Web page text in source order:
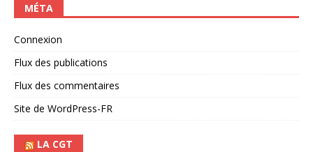
MÉTA
Connexion
Flux des publications
Flux des commentaires
Site de WordPress-FR
LA CGT